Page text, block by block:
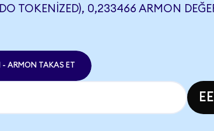
TOKENIZED), 0,233466 ARMON
- ARMON TAKAS ET